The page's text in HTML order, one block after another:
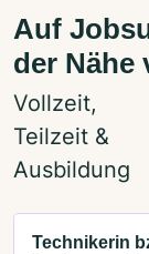
Auf
der Nähe
Vollzeit,
Teilzeit &
Ausbildung
Technikerin